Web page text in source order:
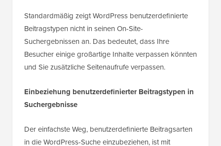
Standardmäßig zeigt WordPress benutzerdefinierte
Beitragstypen nicht in seinen On-Site-
Suchergebnissen an. Das bedeutet, dass Ihre
Besucher einige großartige Inhalte verpassen könnten
und Sie zusätzliche Seitenaufrufe verpassen.
Einbeziehung benutzerdefinierter Beitragstypen in
Suchergebnisse
Der einfachste Weg, benutzerdefinierte Beitragsarten
in die WordPress-Suche einzubeziehen, ist mit